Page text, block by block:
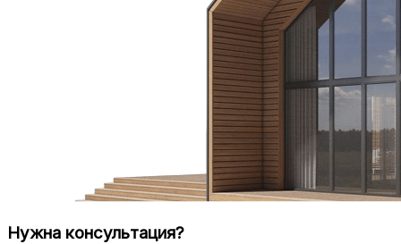
Нужна консультация?